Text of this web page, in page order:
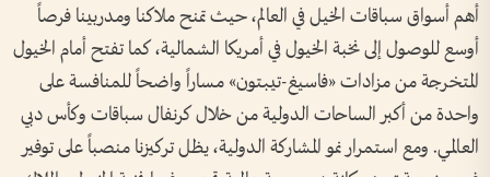
أهم أسواق سباقات الخيل في العالم، حيث تمنح ملاكنا ومدربينا فرصاً
أوسع للوصول إلى نخبة الخيول في أمريكا الشمالية، كما تفتح أمام الخيول
المتخرجة من مزادات «فاسيغ-تيبتون» مساراً واضحاً للمنافسة على
واحدة من أكبر الساحات الدولية من خلال كرنفال سباقات وكأس دبي
العالمي. ومع استمرار نمو المشاركة الدولية، يظل تركيزنا منصباً على توفير